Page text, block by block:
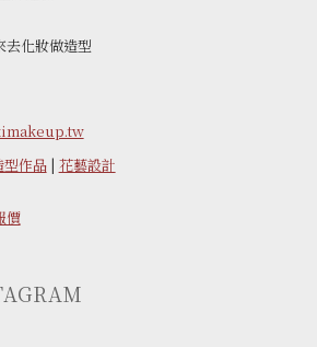
去化妝做造型
型作品| 花藝設計
價